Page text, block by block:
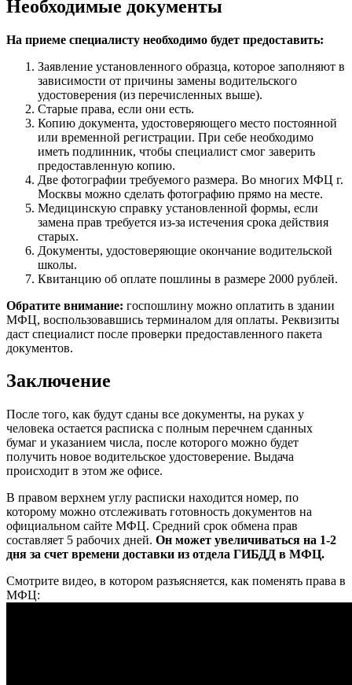
Необходимые документы
На приеме специалисту необходимо будет предоставить:
Заявление установленного образца, которое заполняют в
зависимости от причины замены водительского
удостоверения (из перечисленных выше).
Старые права, если они есть.
Копию документа, удостоверяющего место постоянной
или временной регистрации. При себе необходимо
иметь подлинник, чтобы специалист смог заверить
предоставленную копию.
Две фотографии требуемого размера. Во многих МФЦ г.
Москвы можно сделать фотографию прямо на месте.
Медицинскую справку установленной формы, если
замена прав требуется из-за истечения срока действия
старых.
Документы, удостоверяющие окончание водительской
школы.
Квитанцию об оплате пошлины в размере 2000 рублей.
Обратите внимание: госпошлину можно оплатить в здании
МФЦ, воспользовавшись терминалом для оплаты. Реквизиты
даст специалист после проверки предоставленного пакета
документов.
Заключение
После того, как будут сданы все документы, на руках у
человека остается расписка с полным перечнем сданных
бумаг и указанием числа, после которого можно будет
получить новое водительское удостоверение. Выдача
происходит в этом же офисе.
В правом верхнем углу расписки находится номер, по
которому можно отслеживать готовность документов на
официальном сайте МФЦ. Средний срок обмена прав
составляет 5 рабочих дней. Он может увеличиваться на 1-2
дня за счет времени доставки из отдела ГИБДД в МФЦ.
Смотрите видео, в котором разъясняется, как поменять права в
МФЦ: